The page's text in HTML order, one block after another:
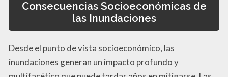
Consecuencias Socioeconómicas de
las Inundaciones
Desde el punto de vista socioeconómico, las
inundaciones generan un impacto profundo y